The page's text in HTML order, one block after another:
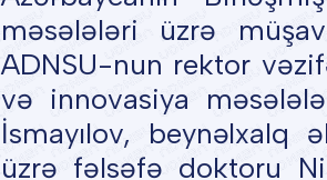
məsələləri üzrə
ADNSU-nun rektor
və innovasiya
İsmayılov, beynəlxalq
üzrə fəlsəfə doktoru